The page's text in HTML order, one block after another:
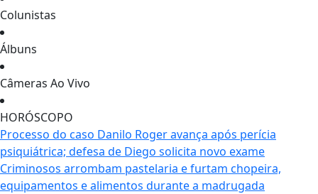
Colunistas
Álbuns
Câmeras Ao Vivo
HORÓSCOPO
Processo do caso Danilo Roger avança após perícia
psiquiátrica; defesa de Diego solicita novo exame
Criminosos arrombam pastelaria e furtam chopeira,
equipamentos e alimentos durante a madrugada